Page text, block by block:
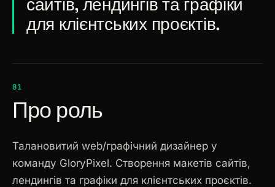
для клієнтських проєктів.
01
Про роль
Талановитий web/графічний дизайнер у
команду GloryPixel. Створення макетів сайтів,
лендингів та графіки для клієнтських проєктів.